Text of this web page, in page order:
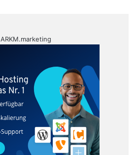
ARKM.marketing